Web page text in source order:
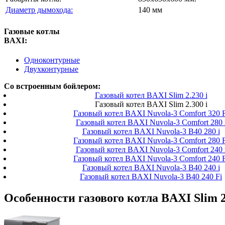
Диаметр дымохода:
140 мм
Газовые котлы
BAXI:
Одноконтурные
Двухконтурные
Со встроенным бойлером:
Газовый котел BAXI Slim 2.230 i
Газовый котел BAXI Slim 2.300 i
Газовый котел BAXI Nuvola-3 Comfort 320
Газовый котел BAXI Nuvola-3 Comfort 280
Газовый котел BAXI Nuvola-3 B40 280 i
Газовый котел BAXI Nuvola-3 Comfort 280
Газовый котел BAXI Nuvola-3 Comfort 240
Газовый котел BAXI Nuvola-3 Comfort 240
Газовый котел BAXI Nuvola-3 B40 240 i
Газовый котел BAXI Nuvola-3 B40 240 Fi
Особенности газового котла BAXI Slim